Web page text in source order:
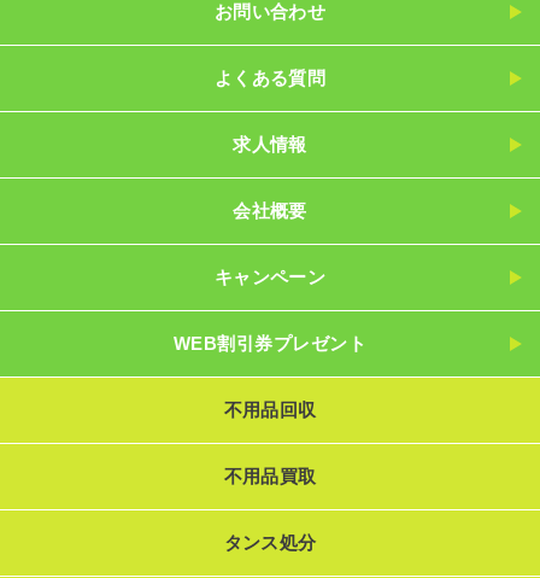
お問い合わせ
よくある質問
求人情報
会社概要
キャンペーン
WEB割引券プレゼント
不用品回収
不用品買取
タンス処分